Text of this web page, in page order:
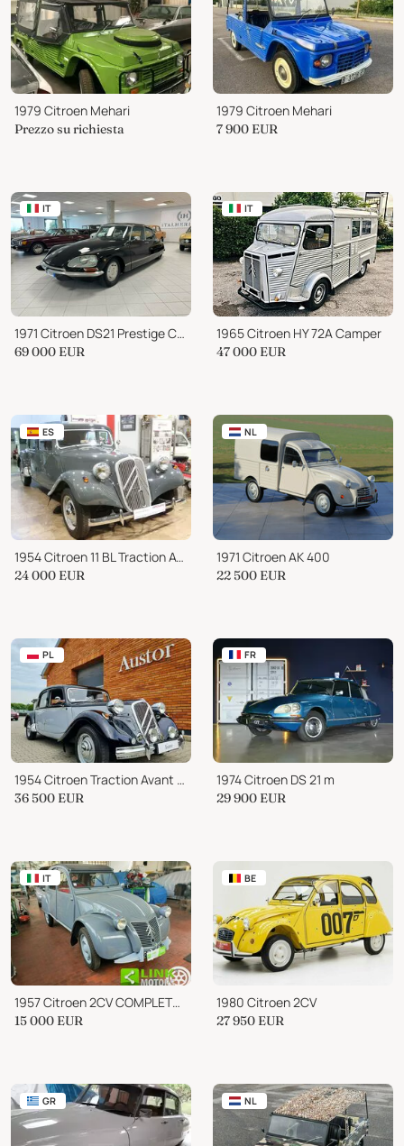
1979 Citroen Mehari
Prezzo su richiesta
1979 Citroen Mehari
7 900 EUR
IT
1971 Citroen DS21 Prestige Chapron
69 000 EUR
IT
1965 Citroen HY 72A Camper
47 000 EUR
ES
1954 Citroen 11 BL Traction Avant
24 000 EUR
NL
1971 Citroen AK 400
22 500 EUR
PL
1954 Citroen Traction Avant Traction Avant 15H SIX
36 500 EUR
FR
1974 Citroen DS 21 m
29 900 EUR
IT
1957 Citroen 2CV COMPLETAMENTE RESTAURATA
15 000 EUR
BE
1980 Citroen 2CV
27 950 EUR
GR NL